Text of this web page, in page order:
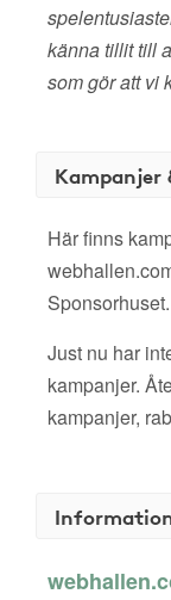
känna tillit till
som gör att vi
Kampanjer
Här finns
Sponsorhuset.
Just nu har
kampanjer.
kampanjer,